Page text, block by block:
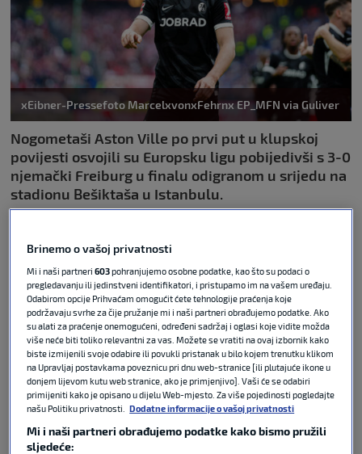
xEibner-Pressefoto MarcelxvonxFehrnx EP_MFN via Guliver
Nogometaši Aston Ville po prvi put u klupskoj
povijesti osvojili su Europsku ligu pobijedivši s 3-0
njemački Freiburg u finalu odigranom u srijedu na
stadionu Bešiktaša u Istanbulu.
Tielemans sjajnim udarcem iz voleja sa desetak
metara pogodio mrežu. Vodstvo engleske momčadi
udvostručio je prekrasnim pogotkom s dvadesetak
metara Emiliano Buendia u trećoj minuti sučevog
dodatka na kraju prvog poluvremena. Za konačnih
3-0 strijelac je bio Morgan Rogers u 58. minuti.
POVEZANO
VIDEO / Aston Villa razbila
Brinemo o vašoj privatnosti
Mi i naši partneri603pohranjujemo osobne podatke, kao što su podaci o
pregledavanju ili jedinstveni identifikatori, i pristupamo im na vašem uređaju.
Odabirom opcije Prihvaćam omogućit ćete tehnologije praćenja koje
podržavaju svrhe za čije pružanje mi i naši partneri obrađujemo podatke. Ako
su alati za praćenje onemogućeni, određeni sadržaj i oglasi koje vidite možda
više neće biti toliko relevantni za vas. Možete se vratiti na ovaj izbornik kako
biste izmijenili svoje odabire ili povukli pristanak u bilo kojem trenutku klikom
na Upravljaj postavkama poveznicu pri dnu web-stranice [ili plutajuće ikone u
donjem lijevom kutu web stranice, ako je primjenjivo]. Vaši će se odabiri
primijeniti kako je opisano u dijelu Web-mjesto. Za više pojedinosti pogledajte
našu Politiku privatnosti.
Dodatne informacije o vašoj privatnosti
Mi i naši partneri obrađujemo podatke kako bismo pružili
sljedeće: